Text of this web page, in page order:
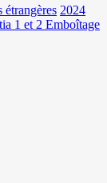
2024
1 et 2 Emboîtage